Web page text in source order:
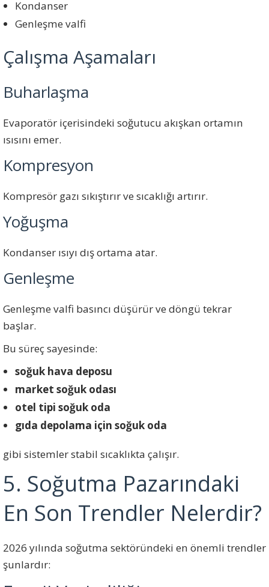
Kondanser
Genleşme valfi
Çalışma Aşamaları
Buharlaşma
Evaporatör içerisindeki soğutucu akışkan ortamın
ısısını emer.
Kompresyon
Kompresör gazı sıkıştırır ve sıcaklığı artırır.
Yoğuşma
Kondanser ısıyı dış ortama atar.
Genleşme
Genleşme valfi basıncı düşürür ve döngü tekrar
başlar.
Bu süreç sayesinde:
soğuk hava deposu
market soğuk odası
otel tipi soğuk oda
gıda depolama için soğuk oda
gibi sistemler stabil sıcaklıkta çalışır.
5. Soğutma Pazarındaki
En Son Trendler Nelerdir?
2026 yılında soğutma sektöründeki en önemli trendler
şunlardır: